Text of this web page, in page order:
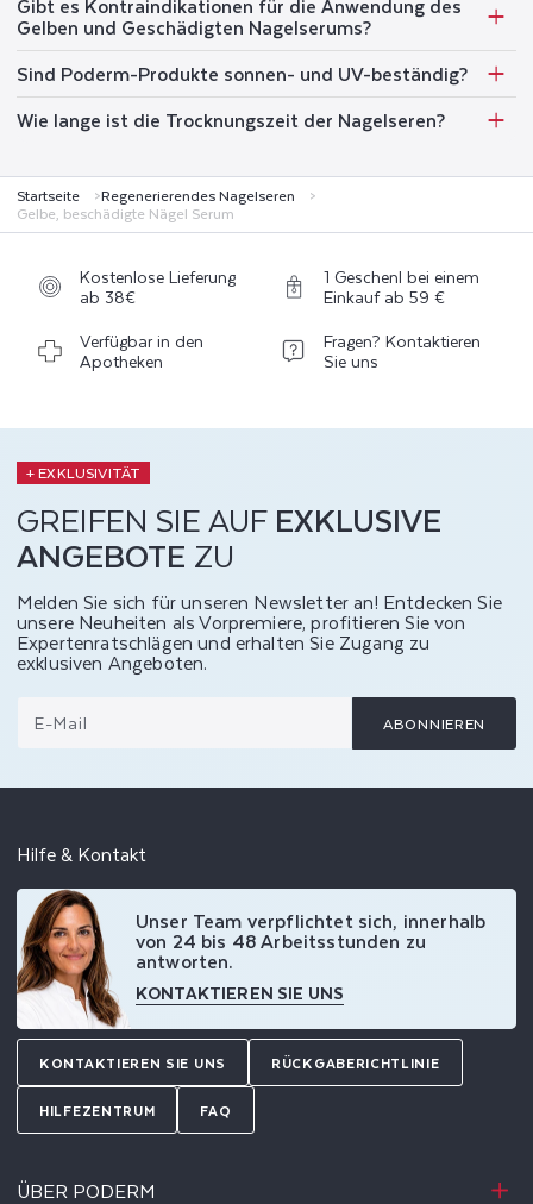
Gelben und Geschädigten Nagelserums?
Sind Poderm-Produkte sonnen- und UV-beständig?
Wie lange ist die Trocknungszeit der Nagelseren?
Startseite Regenerierendes Nagelseren
Gelbe, beschädigte Nägel Serum
Kostenlose Lieferung
ab 38€
1 Geschenl bei einem
Einkauf ab 59 €
Verfügbar in den
Apotheken
Fragen? Kontaktieren
Sie uns
+ EXKLUSIVITÄT
GREIFEN SIE AUFEXKLUSIVE
ANGEBOTE ZU
Melden Sie sich für unseren Newsletter an! Entdecken Sie
unsere Neuheiten als Vorpremiere, profitieren Sie von
Expertenratschlägen und erhalten Sie Zugang zu
exklusiven Angeboten.
E-Mail ABONNIEREN
Hilfe & Kontakt
Unser Team verpflichtet sich, innerhalb
von 24 bis 48 Arbeitsstunden zu
antworten.
KONTAKTIEREN SIE UNS
KONTAKTIEREN SIE UNS RÜCKGABERICHTLINIE
HILFEZENTRUM FAQ
ÜBER PODERM